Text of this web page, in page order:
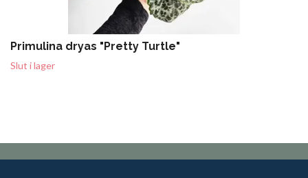
Primulina dryas "Pretty Turtle"
Slut i lager